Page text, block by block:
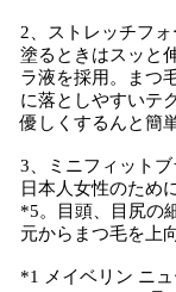
2、ストレッチフォ
塗るときはスッと
ラ液を採用。まつ
に落としやすいテ
優しくするんと簡
3、ミニフィットブ
日本人女性のため
*5。目頭、目尻の
元からまつ毛を上
*1 メイベリン ニ